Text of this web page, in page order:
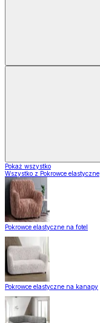
Pokaż wszystko
Wszystko z Pokrowce elastyczne
Pokrowce elastyczne na fotel
Pokrowce elastyczne na kanapy